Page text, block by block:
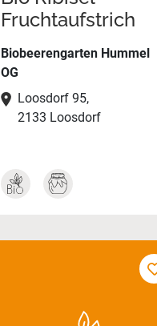
Fruchtaufstrich
Biobeerengarten Hummel
OG
Loosdorf 95,
2133 Loosdorf